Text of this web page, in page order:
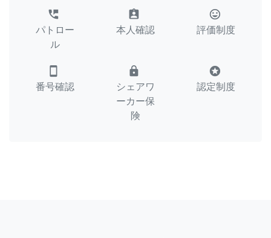
perm_phone_msg
パトロー
ル
assignment_ind
本人確認
tag_faces
評価制度
smartphone
番号確認
lock
シェアワ
ーカー保
険
stars
認定制度